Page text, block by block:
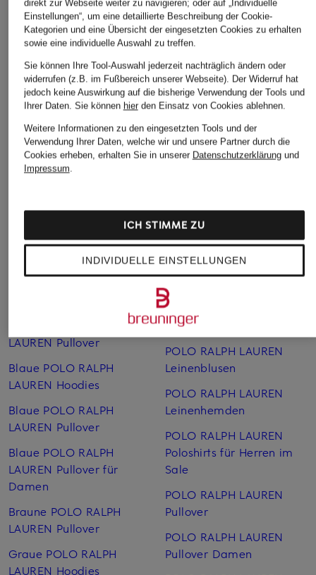
HUGO
Etuikleid KELILA
Ursprünglich: CHF 299
adidas
Tenniskleid HERITAGE
Ursprünglich: CHF 110
Nike
Tenniskleid COURT
CHF 85
Ursprünglich:CHF 105
Weitere Kategorien
Beige POLO RALPH
LAUREN Pullover
Blaue POLO RALPH
LAUREN Hoodies
Blaue POLO RALPH
LAUREN Pullover
Blaue POLO RALPH
LAUREN Pullover für
Damen
Braune POLO RALPH
LAUREN Pullover
Graue POLO RALPH
LAUREN Hoodies
Polo Ralph Lauren Jacken
POLO RALPH LAUREN
Kinder Sale
POLO RALPH LAUREN
Leinen­blusen
POLO RALPH LAUREN
Leinen­hemden
POLO RALPH LAUREN
Poloshirts für Herren im
Sale
POLO RALPH LAUREN
Pullover
POLO RALPH LAUREN
Pullover Damen
direkt zur Webseite weiter zu navigieren; oder auf „Individuelle
Einstellungen“, um eine detaillierte Beschreibung der Cookie-
Kategorien und eine Übersicht der eingesetzten Cookies zu erhalten
sowie eine individuelle Auswahl zu treffen.
Sie können Ihre Tool-Auswahl jederzeit nachträglich ändern oder
widerrufen (z.B. im Fußbereich unserer Webseite). Der Widerruf hat
jedoch keine Auswirkung auf die bisherige Verwendung der Tools und
Ihrer Daten. Sie können hierden Einsatz von Cookies ablehnen.
Weitere Informationen zu den eingesetzten Tools und der
Verwendung Ihrer Daten, welche wir und unsere Partner durch die
Cookies erheben, erhalten Sie in unserer Datenschutzerklärungund
Impressum.
INDIVIDUELLE EINSTELLUNGEN
ICH STIMME ZU